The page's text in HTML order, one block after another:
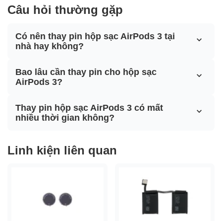
Câu hỏi thường gặp
Có nên thay pin hộp sạc AirPods 3 tại
nhà hay không?
Bao lâu cần thay pin cho hộp sạc
AirPods 3?
Thay pin hộp sạc AirPods 3 có mất
nhiều thời gian không?
Linh kiện liên quan